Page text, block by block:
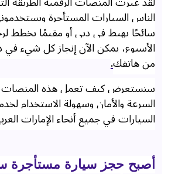
الناس السيارات المستأجرة
سائحًا يهبط في دبي أو مقيمًا يخطط
الأسبوع، يمكن الآن إنجاز كل شيء في
من هاتفك.
سنستعرض كيف تعمل هذه
السرعة والأمان وسهولة الاستخدام
السيارات في جميع أنحاء الإمارات
أصبح حجز سيارة مستأجرة